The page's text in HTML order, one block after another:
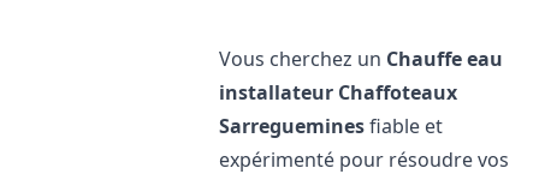
Vous cherchez un Chauffe eau
installateur Chaffoteaux
Sarregueminesfiable et
expérimenté pour résoudre vos